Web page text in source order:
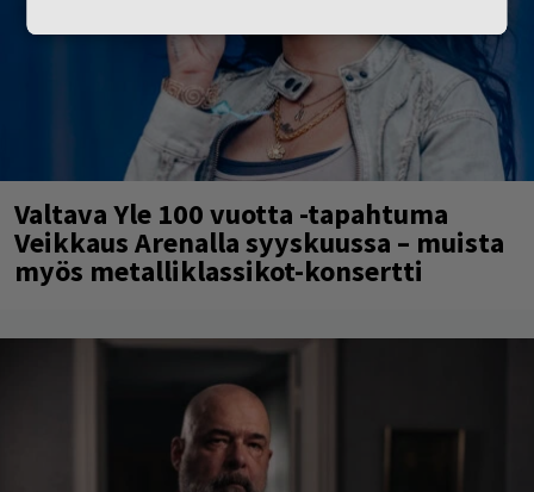
Valtava Yle 100 vuotta -tapahtuma
Veikkaus Arenalla syyskuussa – muista
myös metalliklassikot-konsertti